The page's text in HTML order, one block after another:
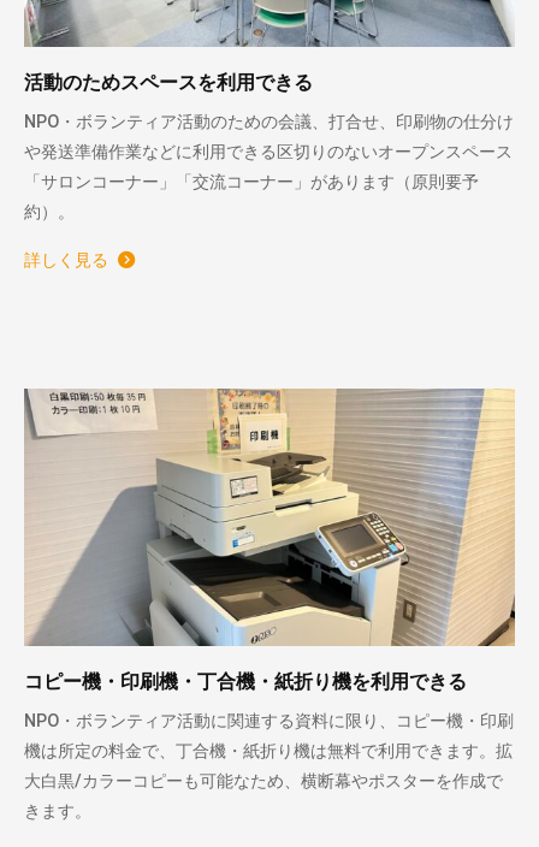
活動のためスペースを利用できる
NPO・ボランティア活動のための会議、打合せ、印刷物の仕分け
や発送準備作業などに利用できる区切りのないオープンスペース
「サロンコーナー」「交流コーナー」があります（原則要予
約）。
詳しく見る
コピー機・印刷機・丁合機・紙折り機を利用できる
NPO・ボランティア活動に関連する資料に限り、コピー機・印刷
機は所定の料金で、丁合機・紙折り機は無料で利用できます。拡
大白黒/カラーコピーも可能なため、横断幕やポスターを作成で
きます。